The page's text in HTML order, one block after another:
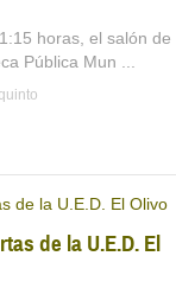
horas, el salón de
Pública Mun ...
de la U.E.D. El